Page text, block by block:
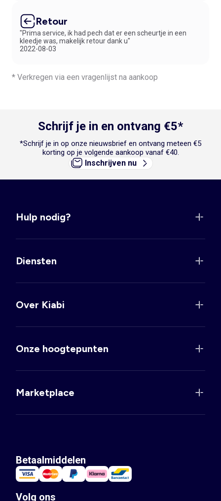
Retour
"Prima service, ik had pech dat er een scheurtje in een
kleedje was, makelijk retour dank u"
2022-08-03
* Verkregen via een vragenlijst na aankoop
Schrijf je in en ontvang €5*
*Schrijf je in op onze nieuwsbrief en ontvang meteen €5
korting op je volgende aankoop vanaf €40.
Inschrijven nu
Hulp nodig?
Diensten
Over Kiabi
Onze hoogtepunten
Marketplace
Betaalmiddelen
Volg ons